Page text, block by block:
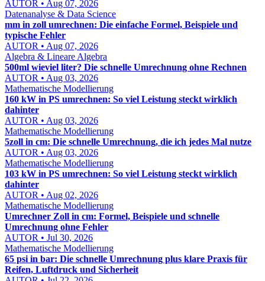
AUTOR • Aug 07, 2026
Datenanalyse & Data Science
mm in zoll umrechnen: Die einfache Formel, Beispiele und
typische Fehler
AUTOR • Aug 07, 2026
Algebra & Lineare Algebra
500ml wieviel liter? Die schnelle Umrechnung ohne Rechnen
AUTOR • Aug 03, 2026
Mathematische Modellierung
160 kW in PS umrechnen: So viel Leistung steckt wirklich
dahinter
AUTOR • Aug 03, 2026
Mathematische Modellierung
5zoll in cm: Die schnelle Umrechnung, die ich jedes Mal nutze
AUTOR • Aug 03, 2026
Mathematische Modellierung
103 kW in PS umrechnen: So viel Leistung steckt wirklich
dahinter
AUTOR • Aug 02, 2026
Mathematische Modellierung
Umrechner Zoll in cm: Formel, Beispiele und schnelle
Umrechnung ohne Fehler
AUTOR • Jul 30, 2026
Mathematische Modellierung
65 psi in bar: Die schnelle Umrechnung plus klare Praxis für
Reifen, Luftdruck und Sicherheit